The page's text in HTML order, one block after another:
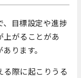
、目標設定や進捗
上がることがあ
あります。
る際に起こりうる